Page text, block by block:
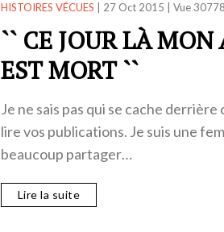
HISTOIRES VÉCUES 27 Oct 2015 Vue
`` CE JOUR LÀ
EST MORT ``
Je ne sais pas qui se cache
lire vos publications. Je suis une
beaucoup partager…
Lire la suite